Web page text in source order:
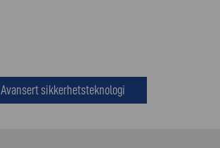
Avansert sikkerhetsteknologi